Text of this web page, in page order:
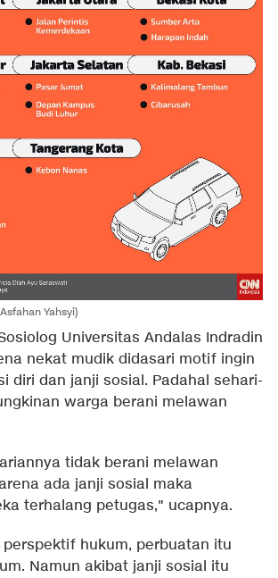
Yahsyi)
Universitas Andalas Indradin
nekat mudik didasari motif ingin
diri dan janji sosial. Padahal sehari-
warga berani melawan
tidak berani melawan
ada janji sosial maka
terhalang petugas," ucapnya.
hukum, perbuatan itu
Namun akibat janji sosial itu